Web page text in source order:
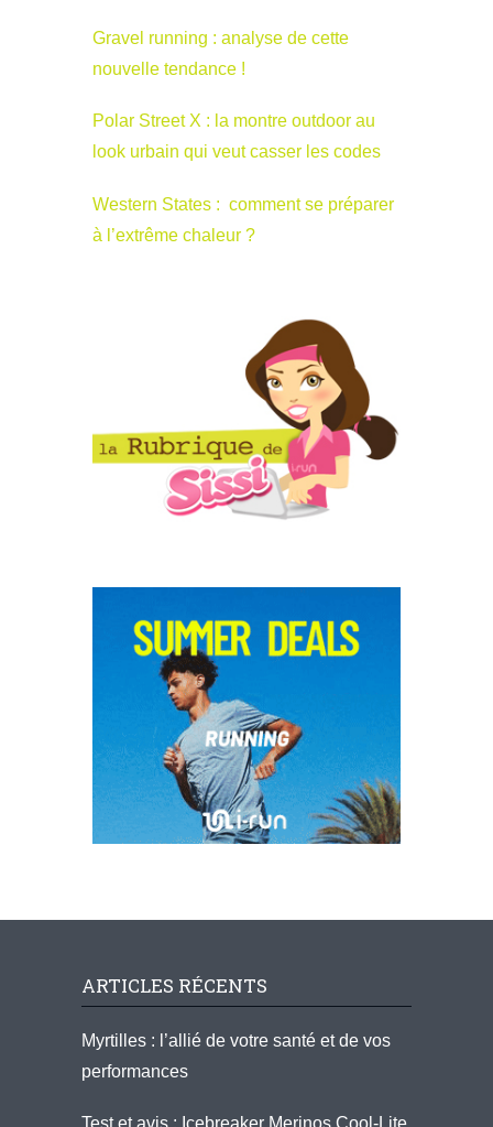
Gravel running : analyse de cette
nouvelle tendance !
Polar Street X : la montre outdoor au
look urbain qui veut casser les codes
Western States : comment se préparer
à l’extrême chaleur ?
ARTICLES RÉCENTS
Myrtilles : l’allié de votre santé et de vos
performances
Test et avis : Icebreaker Merinos Cool-Lite